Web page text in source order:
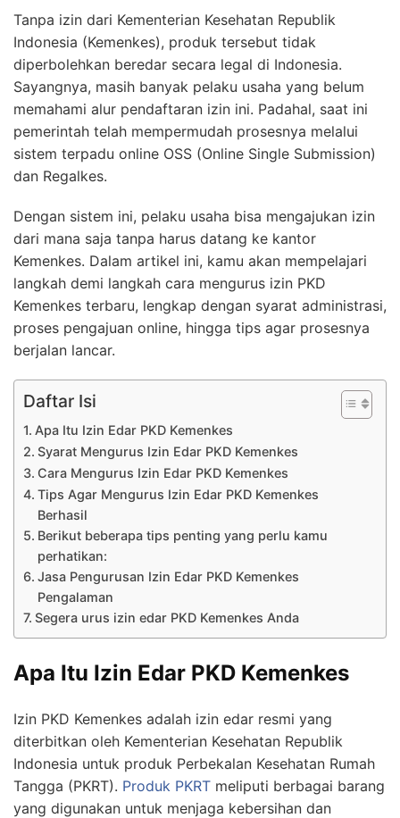
Tanpa izin dari Kementerian Kesehatan Republik
Indonesia (Kemenkes), produk tersebut tidak
diperbolehkan beredar secara legal di Indonesia.
Sayangnya, masih banyak pelaku usaha yang belum
memahami alur pendaftaran izin ini. Padahal, saat ini
pemerintah telah mempermudah prosesnya melalui
sistem terpadu online OSS (Online Single Submission)
dan Regalkes.
Dengan sistem ini, pelaku usaha bisa mengajukan izin
dari mana saja tanpa harus datang ke kantor
Kemenkes. Dalam artikel ini, kamu akan mempelajari
langkah demi langkah cara mengurus izin PKD
Kemenkes terbaru, lengkap dengan syarat administrasi,
proses pengajuan online, hingga tips agar prosesnya
berjalan lancar.
Daftar Isi
Apa Itu Izin Edar PKD Kemenkes
Syarat Mengurus Izin Edar PKD Kemenkes
Cara Mengurus Izin Edar PKD Kemenkes
Tips Agar Mengurus Izin Edar PKD Kemenkes
Berhasil
Berikut beberapa tips penting yang perlu kamu
perhatikan:
Jasa Pengurusan Izin Edar PKD Kemenkes
Pengalaman
Segera urus izin edar PKD Kemenkes Anda
Apa Itu Izin Edar PKD Kemenkes
Izin PKD Kemenkes adalah izin edar resmi yang
diterbitkan oleh Kementerian Kesehatan Republik
Indonesia untuk produk Perbekalan Kesehatan Rumah
Tangga (PKRT). Produk PKRT meliputi berbagai barang
yang digunakan untuk menjaga kebersihan dan